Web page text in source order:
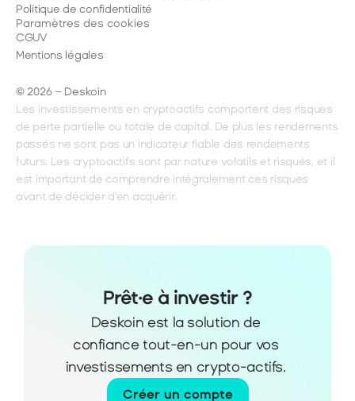
Prêt·e à investir ?
Deskoin est la solution de
confiance tout-en-un pour vos
investissements en crypto-actifs.
Créer un compte
© 2026 – Deskoin
Politique de confidentialité
Paramètres des cookies
CGUV
Mentions légales
Les investissements en cryptoactifs comportent des risques
de perte partielle ou totale de capital. De plus les rendements
passés ne sont pas un indicateur fiable des rendements
futurs. Les cryptoactifs sont par nature volatils et risqués, et il
est important de comprendre intégralement ces risques
avant de décider d'en acquérir.